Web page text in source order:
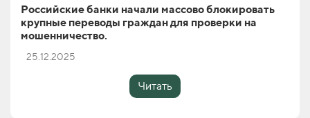
Российские банки начали массово блокировать
крупные переводы граждан для проверки на
мошенничество.
25.12.2025
Читать